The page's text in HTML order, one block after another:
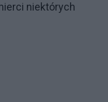
niektórych